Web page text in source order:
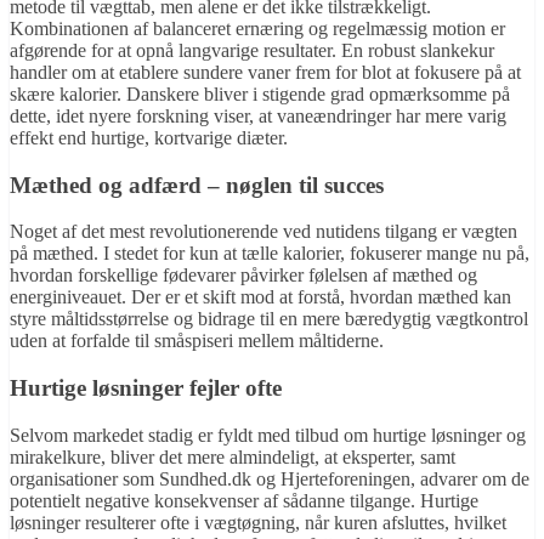
metode til vægttab, men alene er det ikke tilstrækkeligt.
Kombinationen af balanceret ernæring og regelmæssig motion er
afgørende for at opnå langvarige resultater. En robust slankekur
handler om at etablere sundere vaner frem for blot at fokusere på at
skære kalorier. Danskere bliver i stigende grad opmærksomme på
dette, idet nyere forskning viser, at vaneændringer har mere varig
effekt end hurtige, kortvarige diæter.
Mæthed og adfærd – nøglen til succes
Noget af det mest revolutionerende ved nutidens tilgang er vægten
på mæthed. I stedet for kun at tælle kalorier, fokuserer mange nu på,
hvordan forskellige fødevarer påvirker følelsen af mæthed og
energiniveauet. Der er et skift mod at forstå, hvordan mæthed kan
styre måltidsstørrelse og bidrage til en mere bæredygtig vægtkontrol
uden at forfalde til småspiseri mellem måltiderne.
Hurtige løsninger fejler ofte
Selvom markedet stadig er fyldt med tilbud om hurtige løsninger og
mirakelkure, bliver det mere almindeligt, at eksperter, samt
organisationer som Sundhed.dk og Hjerteforeningen, advarer om de
potentielt negative konsekvenser af sådanne tilgange. Hurtige
løsninger resulterer ofte i vægtøgning, når kuren afsluttes, hvilket